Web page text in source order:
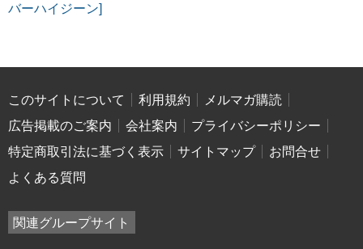
バーハイジーン]
このサイトについて 利用規約
メルマガ購読
広告掲載のご案内
会社案内
プライバシーポリシー
特定商取引法に基づく表示
サイトマップ
お問合せ
よくある質問
関連グループサイト